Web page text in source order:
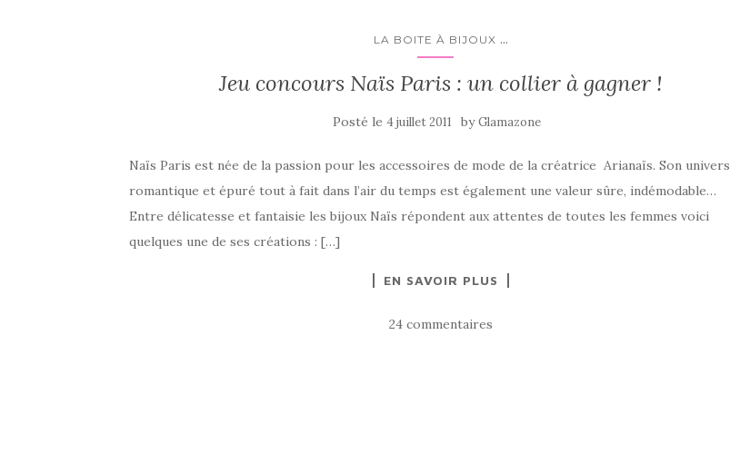
LA BOITE À BIJOUX ...
Jeu concours Naïs Paris : un collier à gagner !
Posté le 4 juillet 2011 byGlamazone
Naïs Paris est née de la passion pour les accessoires de mode de la créatrice Arianaïs. Son univers
romantique et épuré tout à fait dans l’air du temps est également une valeur sûre, indémodable…
Entre délicatesse et fantaisie les bijoux Naïs répondent aux attentes de toutes les femmes voici
quelques une de ses créations : […]
EN SAVOIR PLUS
24 commentaires